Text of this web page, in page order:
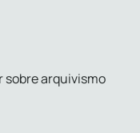
sobre arquivismo